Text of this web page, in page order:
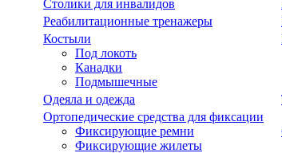
Столики для инвалидов
Реабилитационные тренажеры
Костыли
Под локоть
Канадки
Подмышечные
Одеяла и одежда
Ортопедические средства для фиксации
Фиксирующие ремни
Фиксирующие жилеты